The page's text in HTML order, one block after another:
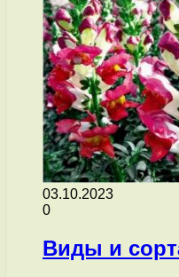
03.10.2023
0
Виды и